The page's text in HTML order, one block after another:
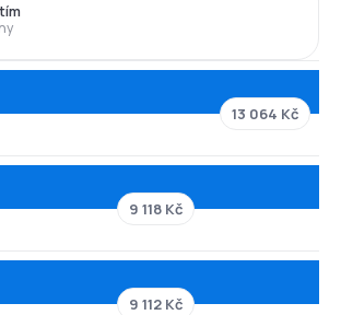
13 064 Kč
9 118 Kč
9 112 Kč